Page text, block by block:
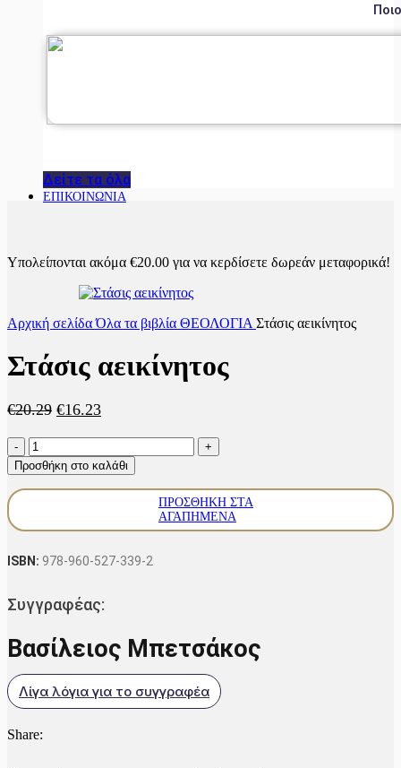
Δείτε τα όλα
ΕΠΙΚΟΙΝΩΝΙΑ
Υπολείπονται ακόμα €20.00 για να κερδίσετε δωρεάν μεταφορικά!
Αρχική σελίδαΌλα τα βιβλία ΘΕΟΛΟΓΙΑ Στάσις αεικίνητος
Στάσις αεικίνητος
€20.29 Original
€20.29.
€16.23Η
είναι:
€16.23.
Στάσις
αεικίνητος
ποσότητα
Προσθήκη στο καλάθι
ΠΡΟΣΘΉΚΗ ΣΤΑ
ΑΓΑΠΗΜΈΝΑ
ISBN: 978-960-527-339-2
Συγγραφέας:
Βασίλειος Μπετσάκος
Λίγα λόγια για το συγγραφέα
Share: